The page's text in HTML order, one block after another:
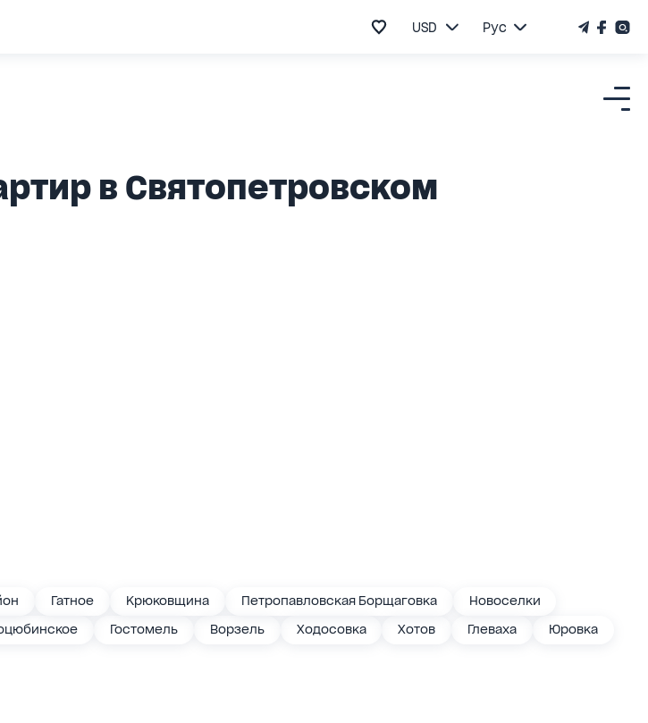
USD Рус
в Святопетровском
Гатное Крюковщина Петропавловская Борщаговка
Новоселки
Гостомель Ворзель Ходосовка Хотов Глеваха
Юровка